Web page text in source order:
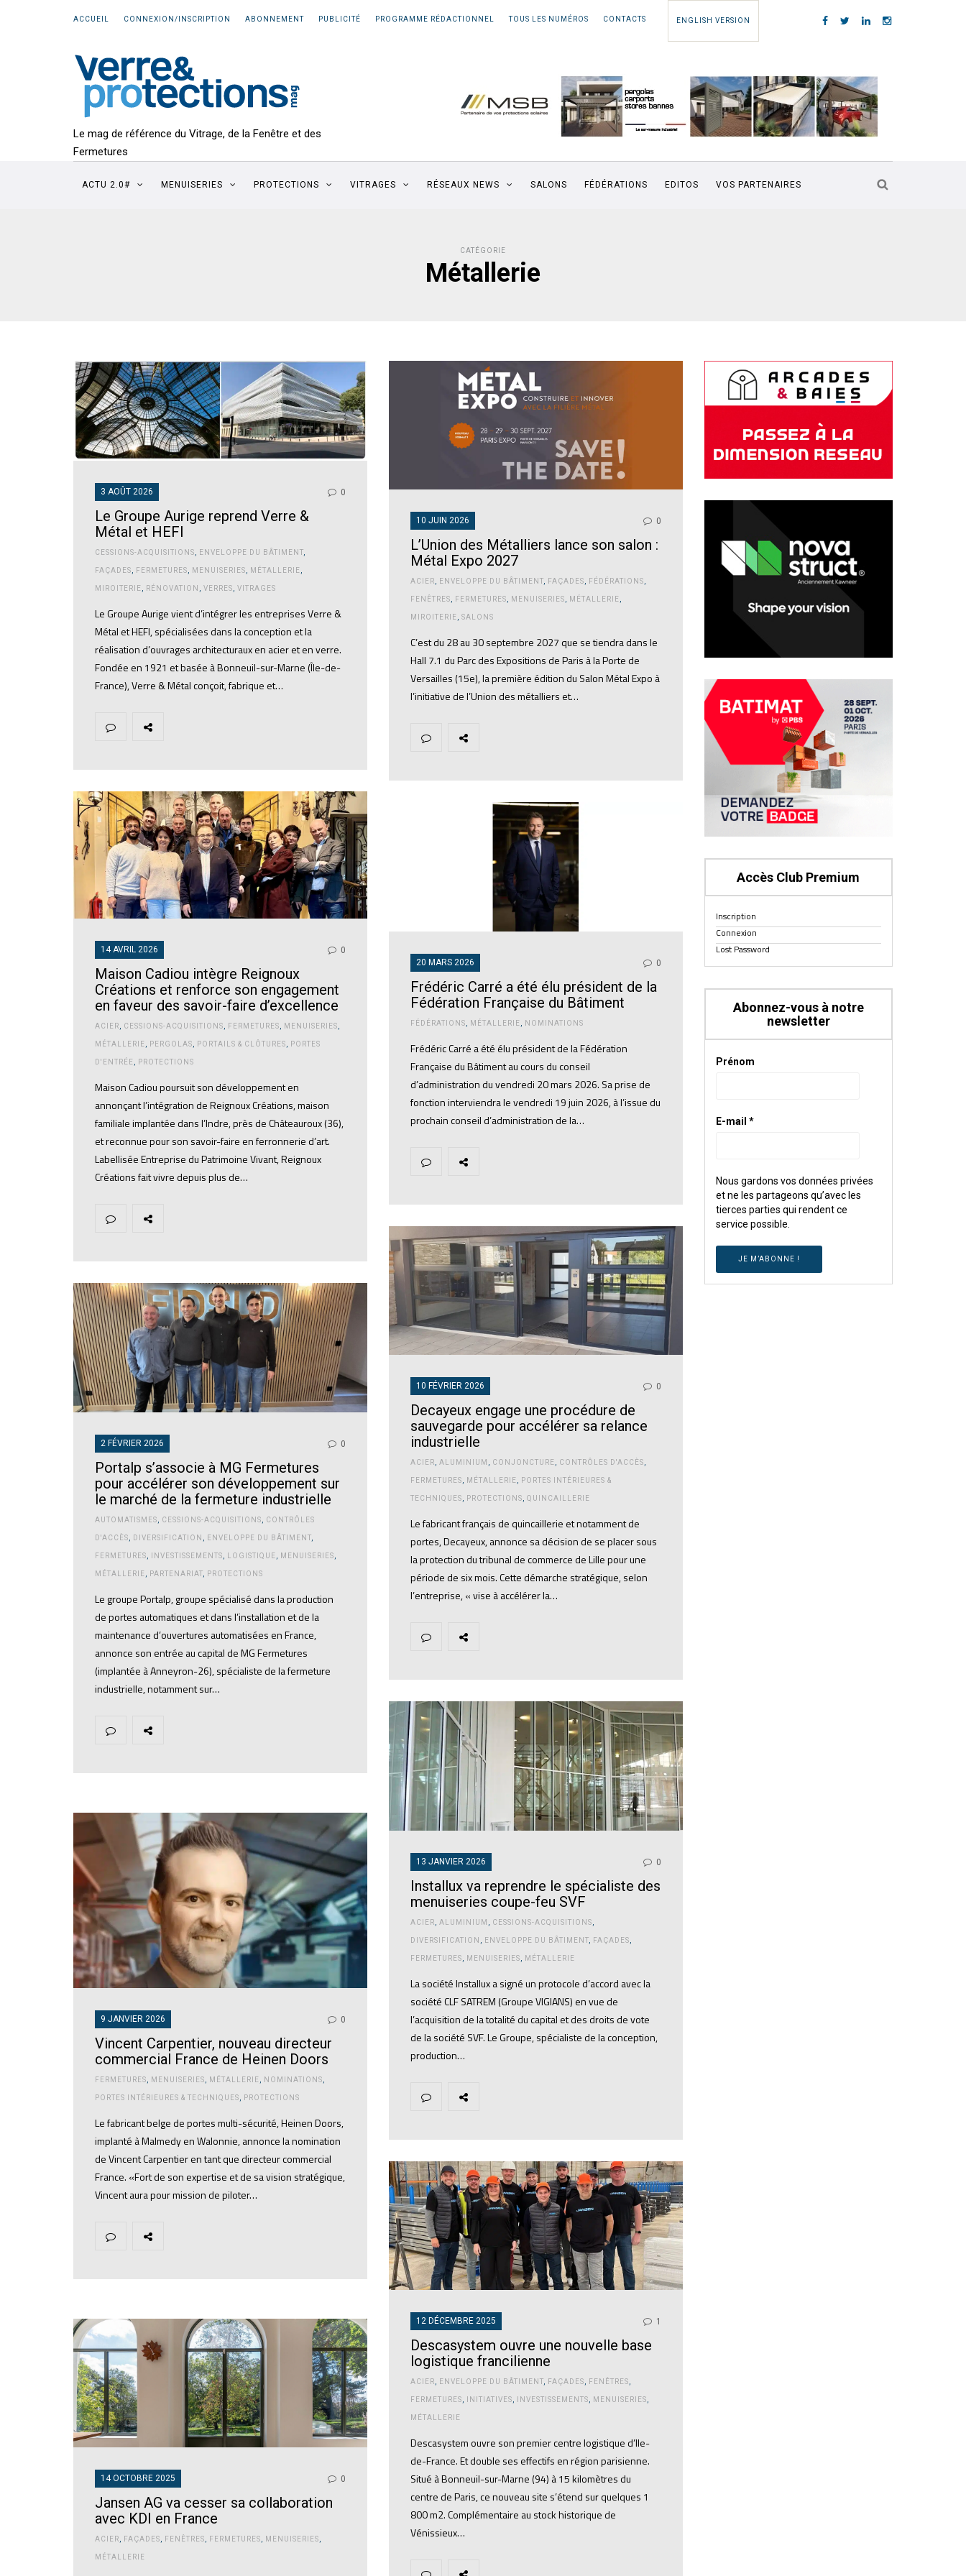
ACCUEIL CONNEXION/INSCRIPTION ABONNEMENT PUBLICITÉ PROGRAMME RÉDACTIONNEL TOUS LES NUMÉROS CONTACTS ENGLISH VERSION
Le mag de référence du Vitrage, de la Fenêtre et des
Fermetures
ACTU 2.0# MENUISERIES PROTECTIONS VITRAGES RÉSEAUX NEWS SALONS FÉDÉRATIONS EDITOS VOS PARTENAIRES
CATÉGORIE
Métallerie
3 AOÛT 2026 0
Le Groupe Aurige reprend Verre &
Métal et HEFI
CESSIONS-ACQUISITIONS ENVELOPPE DU BÂTIMENT
FAÇADES FERMETURES MENUISERIES MÉTALLERIE
MIROITERIE RÉNOVATION VERRES VITRAGES
Le Groupe Aurige vient d’intégrer les entreprises Verre &
Métal et HEFI, spécialisées dans la conception et la
réalisation d’ouvrages architecturaux en acier et en verre.
Fondée en 1921 et basée à Bonneuil-sur-Marne (Île-de-
France), Verre & Métal conçoit, fabrique et…
10 JUIN 2026 0
L’Union des Métalliers lance son salon :
Métal Expo 2027
ACIER, ENVELOPPE DU BÂTIMENT, FAÇADES, FÉDÉRATIONS,
FENÊTRES, FERMETURES, MENUISERIES, MÉTALLERIE,
MIROITERIE, SALONS
C’est du 28 au 30 septembre 2027 que se tiendra dans le
Hall 7.1 du Parc des Expositions de Paris à la Porte de
Versailles (15e), la première édition du Salon Métal Expo à
l’initiative de l’Union des métalliers et…
14 AVRIL 2026 0
Maison Cadiou intègre Reignoux
Créations et renforce son engagement
en faveur des savoir-faire d’excellence
ACIER CESSIONS-ACQUISITIONS FERMETURES MENUISERIES
MÉTALLERIE PERGOLAS PORTAILS & CLÔTURES PORTES
D'ENTRÉE PROTECTIONS
Maison Cadiou poursuit son développement en
annonçant l’intégration de Reignoux Créations, maison
familiale implantée dans l’Indre, près de Châteauroux (36),
et reconnue pour son savoir-faire en ferronnerie d’art.
Labellisée Entreprise du Patrimoine Vivant, Reignoux
Créations fait vivre depuis plus de…
20 MARS 2026 0
Frédéric Carré a été élu président de la
Fédération Française du Bâtiment
FÉDÉRATIONS MÉTALLERIE NOMINATIONS
Frédéric Carré a été élu président de la Fédération
Française du Bâtiment au cours du conseil
d’administration du vendredi 20 mars 2026. Sa prise de
fonction interviendra le vendredi 19 juin 2026, à l’issue du
prochain conseil d’administration de la…
10 FÉVRIER 2026 0
Decayeux engage une procédure de
sauvegarde pour accélérer sa relance
industrielle
ACIER, ALUMINIUM , CONJONCTURE, CONTRÔLES D'ACCÈS,
FERMETURES, MÉTALLERIE, PORTES INTÉRIEURES &
TECHNIQUES, PROTECTIONS, QUINCAILLERIE
Le fabricant français de quincaillerie et notamment de
portes, Decayeux, annonce sa décision de se placer sous
la protection du tribunal de commerce de Lille pour une
période de six mois. Cette démarche stratégique, selon
l’entreprise, « vise à accélérer la…
2 FÉVRIER 2026 0
Portalp s’associe à MG Fermetures
pour accélérer son développement sur
le marché de la fermeture industrielle
AUTOMATISMES CESSIONS-ACQUISITIONS CONTRÔLES
D'ACCÈS DIVERSIFICATION ENVELOPPE DU BÂTIMENT
FERMETURES INVESTISSEMENTS LOGISTIQUE MENUISERIES
MÉTALLERIE PARTENARIAT PROTECTIONS
Le groupe Portalp, groupe spécialisé dans la production
de portes automatiques et dans l’installation et de la
maintenance d’ouvertures automatisées en France,
annonce son entrée au capital de MG Fermetures
(implantée à Anneyron-26), spécialiste de la fermeture
industrielle, notamment sur…
13 JANVIER 2026 0
Installux va reprendre le spécialiste des
menuiseries coupe-feu SVF
ACIER ALUMINIUM CESSIONS-ACQUISITIONS
DIVERSIFICATION ENVELOPPE DU BÂTIMENT, FAÇADES
FERMETURES MENUISERIES MÉTALLERIE
La société Installux a signé un protocole d’accord avec la
société CLF SATREM (Groupe VIGIANS) en vue de
l’acquisition de la totalité du capital et des droits de vote
de la société SVF. Le Groupe, spécialiste de la conception,
production…
9 JANVIER 2026 0
Vincent Carpentier, nouveau directeur
commercial France de Heinen Doors
FERMETURES MENUISERIES MÉTALLERIE NOMINATIONS
PORTES INTÉRIEURES & TECHNIQUES PROTECTIONS
Le fabricant belge de portes multi-sécurité, Heinen Doors,
implanté à Malmedy en Walonnie, annonce la nomination
de Vincent Carpentier en tant que directeur commercial
France. «Fort de son expertise et de sa vision stratégique,
Vincent aura pour mission de piloter…
12 DÉCEMBRE 2025 1
Descasystem ouvre une nouvelle base
logistique francilienne
ACIER ENVELOPPE DU BÂTIMENT, FAÇADES FENÊTRES
FERMETURES INITIATIVES INVESTISSEMENTS MENUISERIES
MÉTALLERIE
Descasystem ouvre son premier centre logistique d’Ile-
de-France. Et double ses effectifs en région parisienne.
Situé à Bonneuil-sur-Marne (94) à 15 kilomètres du
centre de Paris, ce nouveau site s’étend sur quelques 1
800 m2. Complémentaire au stock historique de
Vénissieux…
14 OCTOBRE 2025 0
Jansen AG va cesser sa collaboration
avec KDI en France
ACIER FAÇADES FENÊTRES FERMETURES MENUISERIES
MÉTALLERIE
Accès Club Premium
Inscription
Connexion
Lost Password
Abonnez-vous à notre
newsletter
Prénom
E-mail *
Nous gardons vos données privées
et ne les partageons qu’avec les
tierces parties qui rendent ce
service possible.